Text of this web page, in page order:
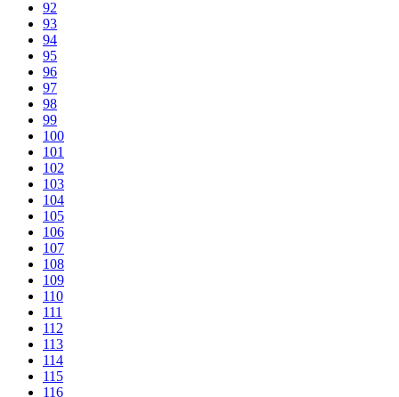
92
93
94
95
96
97
98
99
100
101
102
103
104
105
106
107
108
109
110
111
112
113
114
115
116